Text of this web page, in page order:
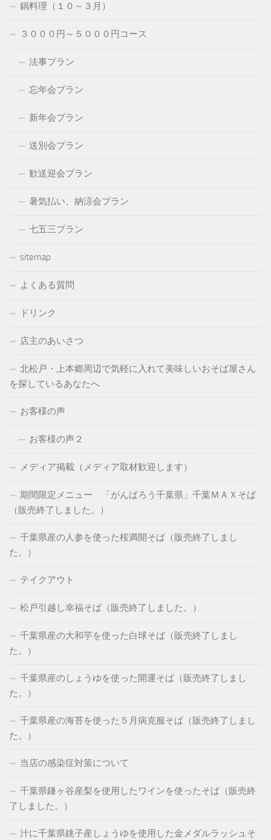
鍋料理（１０～３月）
３０００円～５０００円コース
法事プラン
忘年会プラン
新年会プラン
送別会プラン
歓送迎会プラン
暑気払い、納涼会プラン
七五三プラン
sitemap
よくある質問
ドリンク
店主のあいさつ
北松戸・上本郷周辺で気軽に入れて美味しいおそば屋さん
を探しているあなたへ
お客様の声
お客様の声２
メディア掲載（メディア取材歓迎します）
期間限定メニュー 「がんばろう千葉県」千葉ＭＡＸそば
（販売終了しました。）
千葉県産の人参を使った桜満開そば（販売終了しまし
た。）
テイクアウト
松戸引越し幸福そば（販売終了しました。）
千葉県産の大和芋を使った白球そば（販売終了しまし
た。）
千葉県産のしょうゆを使った開運そば（販売終了しまし
た。）
千葉県産の海苔を使った５月病克服そば（販売終了しまし
た。）
当店の感染症対策について
千葉県鎌ヶ谷産梨を使用したワインを使ったそば（販売終
了しました。）
汁に千葉県銚子産しょうゆを使用した金メダルラッシュそ